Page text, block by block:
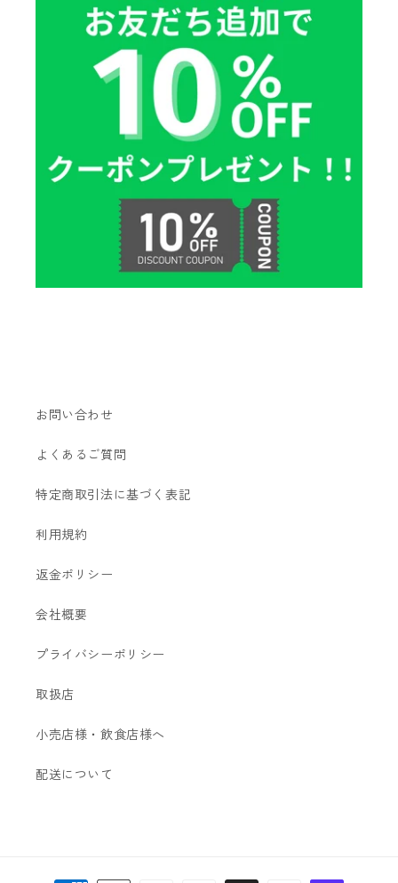
お問い合わせ
よくあるご質問
特定商取引法に基づく表記
利用規約
返金ポリシー
会社概要
プライバシーポリシー
取扱店
小売店様・飲食店様へ
配送について